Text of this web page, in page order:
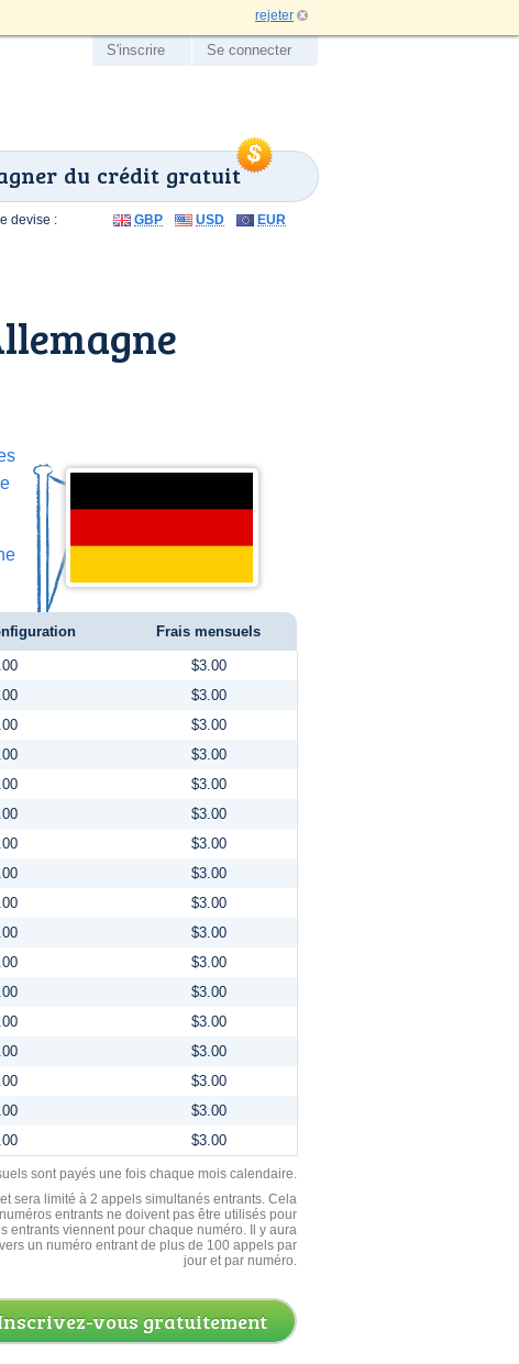
rejeter
du crédit gratuit
S'inscrire Se connecter
devise : GBP USD EUR
Frais mensuels
$3.00
$3.00
$3.00
$3.00
$3.00
$3.00
$3.00
$3.00
$3.00
$3.00
$3.00
$3.00
$3.00
$3.00
$3.00
$3.00
$3.00
sont payés une fois chaque mois calendaire.
sera limité à 2 appels simultanés entrants. Cela
entrants ne doivent pas être utilisés pour
entrants viennent pour chaque numéro. Il y aura
un numéro entrant de plus de 100 appels par
jour et par numéro.
vous gratuitement